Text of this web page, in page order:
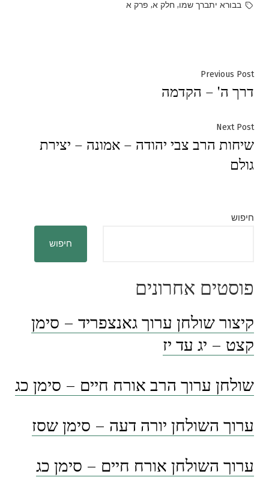
by
Tags:
בבורא יתברך שמו, חלק א, פרק א
ניווט
Previous Post
post:
דרך ה' – הקדמה
Next Post
post:
שיחות הרב צבי יהודה – אמונה – יצירת
גולם
חיפוש
חיפוש
פוסטים אחרונים
קיצור שולחן ערוך גאנצפריד – סימן
קצט – יג עד יז
שולחן ערוך הרב אורח חיים – סימן כג
ערוך השולחן יורה דעה – סימן שסז
ערוך השולחן אורח חיים – סימן כג